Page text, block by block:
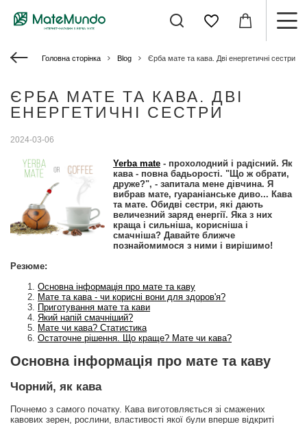
Головна сторінка Blog Єрба мате та кава. Дві енергетичні сестри
ЄРБА МАТЕ ТА КАВА. ДВІ
ЕНЕРГЕТИЧНІ СЕСТРИ
2024-03-06
Yerba mate- прохолодний і радісний. Як
кава - повна бадьорості. "Що ж обрати,
друже?", - запитала мене дівчина. Я
вибрав мате, гуараніанське диво... Кава
та мате. Обидві сестри, які дають
величезний заряд енергії. Яка з них
краща і сильніша, корисніша і
смачніша? Давайте ближче
познайомимося з ними і вирішимо!
Резюме:
Основна інформація про мате та каву
Мате та кава - чи корисні вони для здоров'я?
Приготування мате та кави
Який напій смачніший?
Мате чи кава? Статистика
Остаточне рішення. Що краще? Мате чи кава?
Основна інформація про мате та каву
Чорний, як кава
Почнемо з самого початку. Кава виготовляється зі смажених
кавових зерен, рослини, властивості якої були вперше відкриті